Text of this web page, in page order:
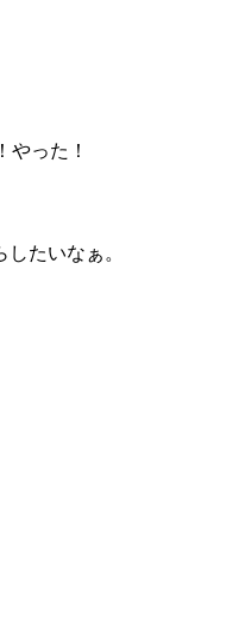
やった！
たいなぁ。